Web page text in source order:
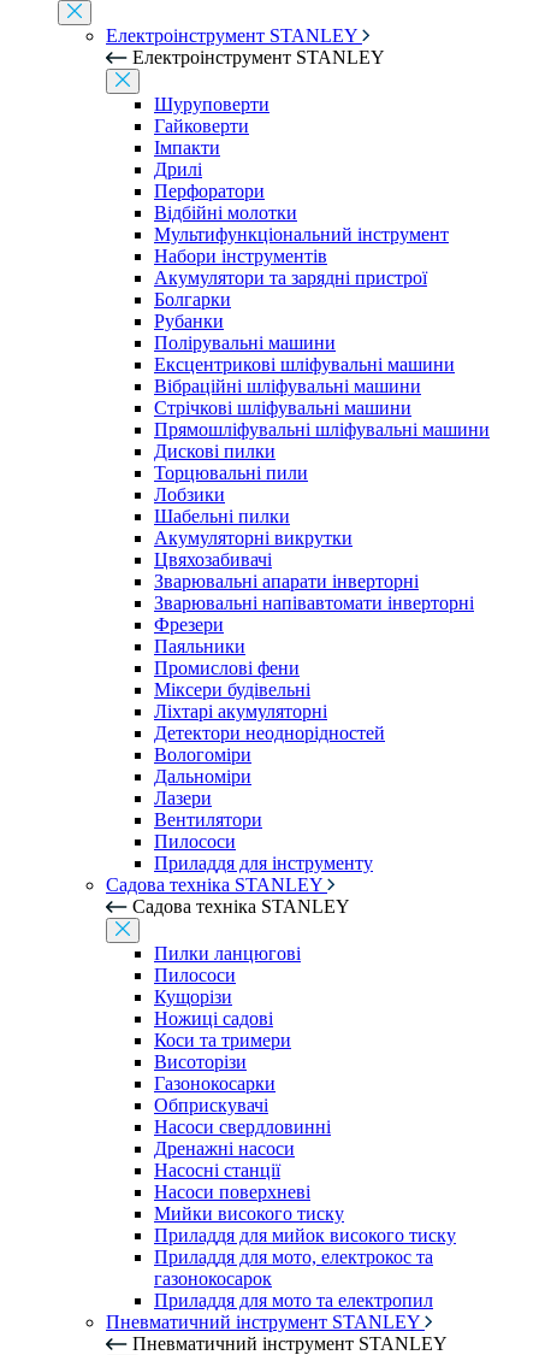
Електроінструмент STANLEY
Електроінструмент STANLEY
Шуруповерти
Гайковерти
Імпакти
Дрилі
Перфоратори
Відбійні молотки
Мультифункціональний інструмент
Набори інструментів
Акумулятори та зарядні пристрої
Болгарки
Рубанки
Полірувальні машини
Ексцентрикові шліфувальні машини
Вібраційні шліфувальні машини
Стрічкові шліфувальні машини
Прямошліфувальні шліфувальні машини
Дискові пилки
Торцювальні пили
Лобзики
Шабельні пилки
Акумуляторні викрутки
Цвяхозабивачі
Зварювальні апарати інверторні
Зварювальні напівавтомати інверторні
Фрезери
Паяльники
Промислові фени
Міксери будівельні
Ліхтарі акумуляторні
Детектори неоднорідностей
Вологоміри
Дальноміри
Лазери
Вентилятори
Пилососи
Приладдя для інструменту
Садова техніка STANLEY
Садова техніка STANLEY
Пилки ланцюгові
Пилососи
Кущорізи
Ножиці садові
Коси та тримери
Висоторізи
Газонокосарки
Обприскувачі
Насоси свердловинні
Дренажні насоси
Насосні станції
Насоси поверхневі
Мийки високого тиску
Приладдя для мийок високого тиску
Приладдя для мото, електрокос та
газонокосарок
Приладдя для мото та електропил
Пневматичний інструмент STANLEY
Пневматичний інструмент STANLEY